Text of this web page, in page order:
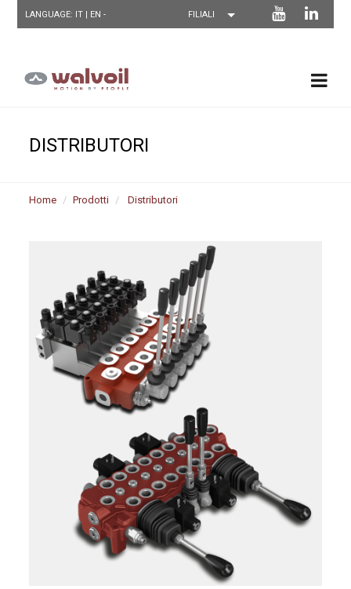
LANGUAGE: IT | EN-
DISTRIBUTORI
Home Prodotti Distributori